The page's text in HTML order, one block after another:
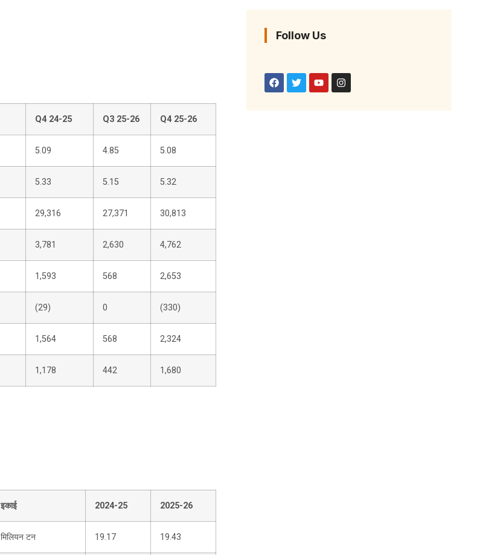
Q4 24-25 Q3 25-26 Q4 25-26
5.09 4.85 5.08
5.33 5.15 5.32
29,316 27,371 30,813
3,781 2,630 4,762
1,593 568 2,653
(29) 0 (330)
1,564 568 2,324
1,178 442 1,680
इकाई 2024-25 2025-26
मिलियन टन 19.17 19.43
Follow Us